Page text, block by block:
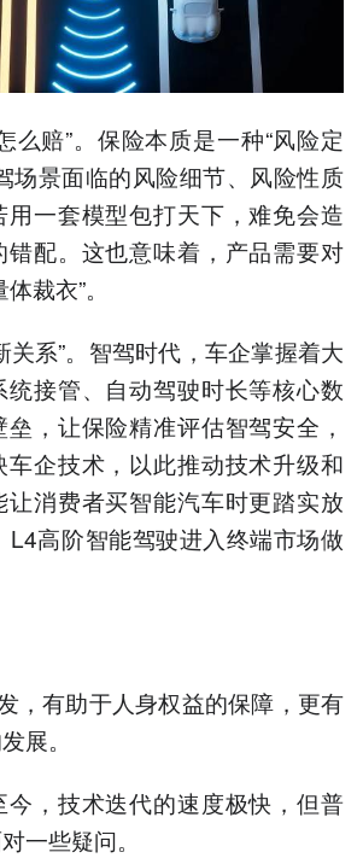
么赔”。保险本质是一种“风险定
场景面临的风险细节、风险性质
一套模型包打天下，难免会造
错配。这也意味着，产品需要对
裁衣”。
关系”。智驾时代，车企掌握着大
接管、自动驾驶时长等核心数
，让保险精准评估智驾安全，
企技术，以此推动技术升级和
让消费者买智能汽车时更踏实放
L4高阶智能驾驶进入终端市场做
，有助于人身权益的保障，更有
展。
今，技术迭代的速度极快，但普
一些疑问。